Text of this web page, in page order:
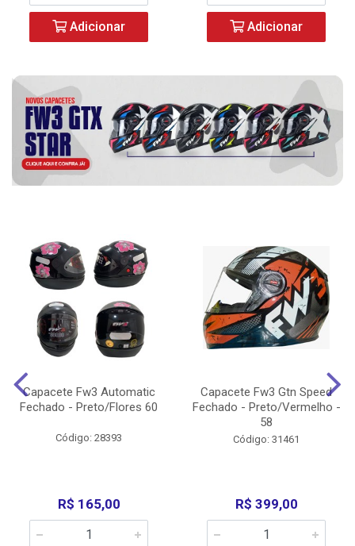
Adicionar Adicionar
Capacete Fw3 Automatic
Fechado - Preto/Flores 60
Código: 28393
R$ 165,00
Capacete Fw3 Gtn Speed
Fechado - Preto/Vermelho -
58
Código: 31461
R$ 399,00